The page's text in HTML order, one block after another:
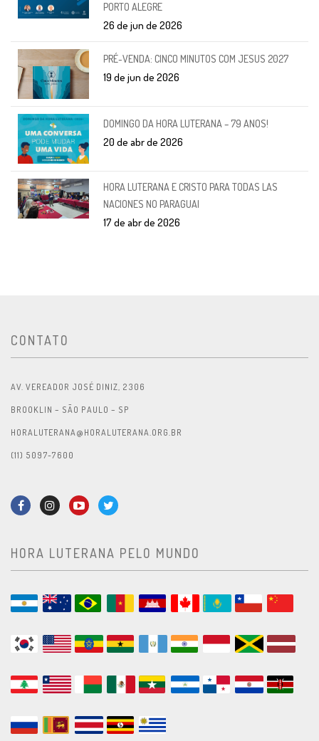
PORTO ALEGRE
26 de jun de 2026
PRÉ-VENDA: CINCO MINUTOS COM JESUS 2027
19 de jun de 2026
DOMINGO DA HORA LUTERANA – 79 ANOS!
20 de abr de 2026
HORA LUTERANA E CRISTO PARA TODAS LAS
NACIONES NO PARAGUAI
17 de abr de 2026
CONTATO
AV. VEREADOR JOSÉ DINIZ, 2306
BROOKLIN – SÃO PAULO – SP
HORALUTERANA@HORALUTERANA.ORG.BR
(11) 5097-7600
HORA LUTERANA PELO MUNDO